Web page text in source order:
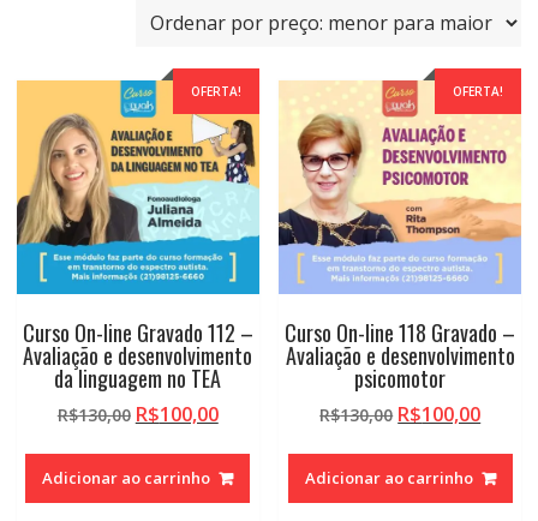
preço:
OFERTA!
Curso On-line Gravado 112 –
Avaliação e desenvolvimento
da linguagem no TEA
R$130,00 O
original
era:
R$100,00O
atual
é:
Adicionar ao carrinho
OFERTA!
Curso On-line 118 Gravado –
Avaliação e desenvolvimento
psicomotor
R$130,00 O
original
era:
R$100,00O
atual
é:
Adicionar ao carrinho